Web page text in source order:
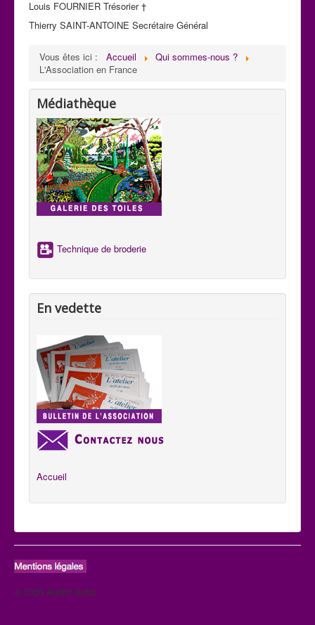
Louis FOURNIER Trésorier †
Thierry SAINT-ANTOINE Secrétaire Général
Vous êtes ici : Accueil
Qui sommes-nous ?
L'Association en France
Médiathèque
Technique de broderie
En vedette
Accueil
© 2026 Atelier Indra